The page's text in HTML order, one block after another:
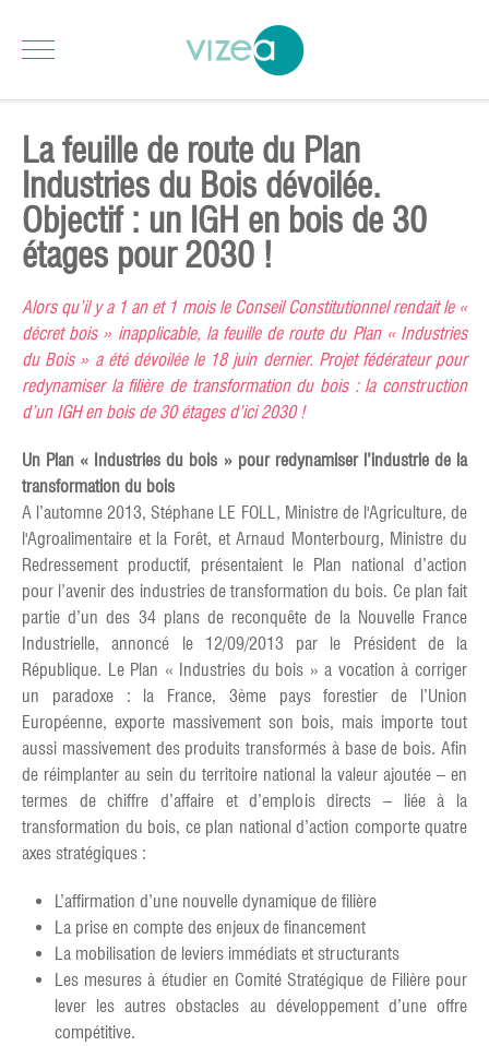
La feuille de route du Plan
Industries du Bois dévoilée.
Objectif : un IGH en bois de 30
étages pour 2030 !
Alors qu’il y a 1 an et 1 mois le Conseil Constitutionnel rendait le «
décret bois » inapplicable, la feuille de route du Plan « Industries
du Bois » a été dévoilée le 18 juin dernier. Projet fédérateur pour
redynamiser la filière de transformation du bois : la construction
d’un IGH en bois de 30 étages d’ici 2030 !
Un Plan « Industries du bois » pour redynamiser l’industrie de la
transformation du bois
A l’automne 2013, Stéphane LE FOLL, Ministre de l'Agriculture, de
l'Agroalimentaire et la Forêt, et Arnaud Monterbourg, Ministre du
Redressement productif, présentaient le Plan national d’action
pour l’avenir des industries de transformation du bois. Ce plan fait
partie d’un des 34 plans de reconquête de la Nouvelle France
Industrielle, annoncé le 12/09/2013 par le Président de la
République. Le Plan « Industries du bois » a vocation à corriger
un paradoxe : la France, 3ème pays forestier de l’Union
Européenne, exporte massivement son bois, mais importe tout
aussi massivement des produits transformés à base de bois. Afin
de réimplanter au sein du territoire national la valeur ajoutée – en
termes de chiffre d’affaire et d’emplois directs – liée à la
transformation du bois, ce plan national d’action comporte quatre
axes stratégiques :
L’affirmation d’une nouvelle dynamique de filière
La prise en compte des enjeux de financement
La mobilisation de leviers immédiats et structurants
Les mesures à étudier en Comité Stratégique de Filière pour
lever les autres obstacles au développement d’une offre
compétitive.